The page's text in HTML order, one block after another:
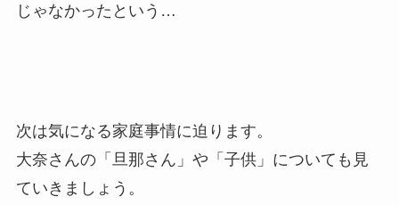
じゃなかったという…
次は気になる家庭事情に迫ります。
大奈さんの「旦那さん」や「子供」についても見
ていきましょう。